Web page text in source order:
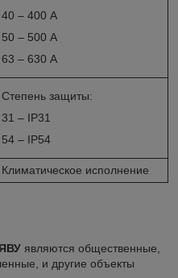
40 – 400 А
50 – 500 А
63 – 630 А
Степень защиты:
31 – IP31
54 – IP54
Климатическое исполнение
являются общественные,
и другие объекты